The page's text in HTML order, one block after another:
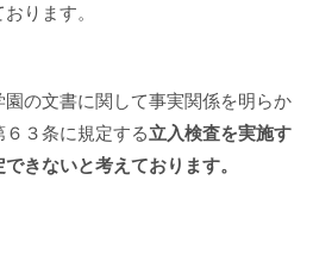
ります。
の文書に関して事実関係を明らか
３条に規定する立入検査を実施す
きないと考えております。